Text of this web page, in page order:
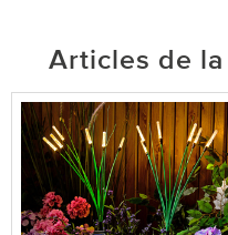
Articles de